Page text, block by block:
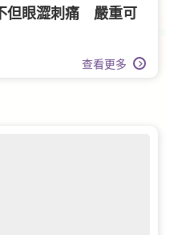
但眼澀刺痛 嚴重可
查看更多